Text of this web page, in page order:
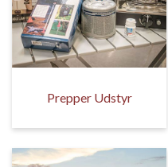
Prepper Udstyr